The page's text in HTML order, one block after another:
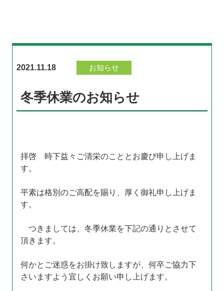
2021.11.18 お知らせ
冬季休業のお知らせ
拝啓 時下益々ご清栄のこととお慶び申し上げま
す。
平素は格別のご高配を賜り、厚く御礼申し上げま
す。
つきましては、冬季休業を下記の通りとさせて
頂きます。
何かとご迷惑をお掛け致しますが、何卒ご協力下
さいますよう宜しくお願い申し上げます。